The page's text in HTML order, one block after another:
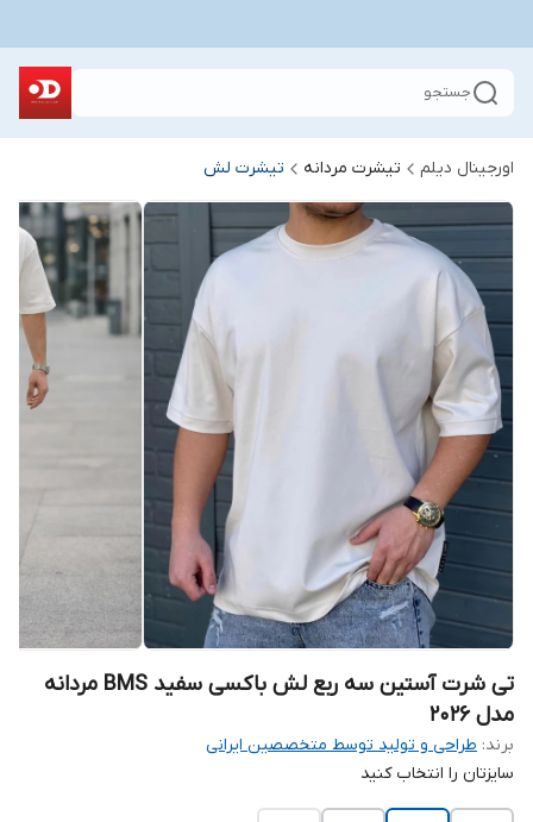
جستجو
اورجینال دیلم تیشرت مردانه تیشرت لش
تی شرت آستین سه ربع لش باکسی سفید BMS مردانه
مدل 2026
برند: طراحی و تولید توسط متخصصین ایرانی
سایزتان را انتخاب کنید